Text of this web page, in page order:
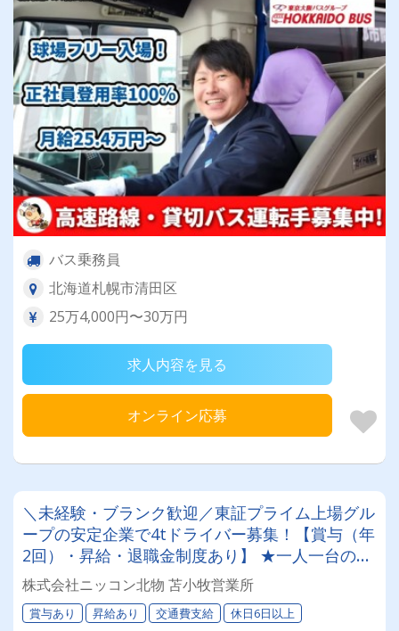
バス乗務員
北海道札幌市清田区
25万4,000円〜30万円
求人内容を見る
オンライン応募
＼未経験・ブランク歓迎／東証プライム上場グル
ープの安定企業で4tドライバー募集！【賞与（年
2回）・昇給・退職金制度あり】 ★一人一台の専
属車両★無事故等で月給17,000円UPのチャンス
◎★資格取得支援制度★希望休＆育休実績あり！
女性ドライバーも活躍中の働きやすい職場です♪
株式会社ニッコン北物 苫小牧営業所
賞与あり 昇給あり 交通費支給 休日6日以上